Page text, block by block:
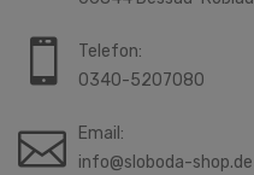
Telefon:
0340-5207080
Email:
info@sloboda-shop.de